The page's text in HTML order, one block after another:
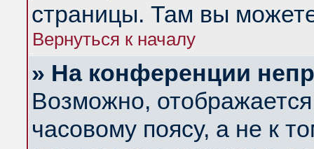
страницы. Там вы
Вернуться к началу
» На конференции
Возможно,
часовому поясу, а не к